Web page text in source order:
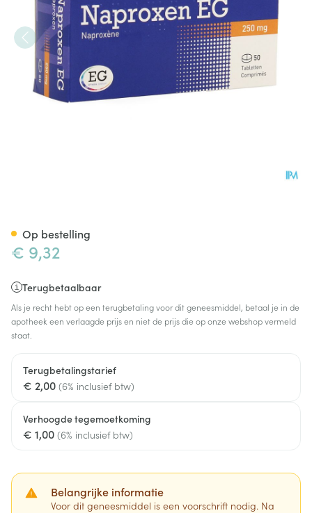
€ 9,32
Terugbetaalbaar
Als je recht hebt op een terugbetaling voor dit geneesmiddel, betaal je in de
apotheek een verlaagde prijs en niet de prijs die op onze webshop vermeld
staat.
Terugbetalingstarief
€ 2,00 (6% inclusief btw)
Verhoogde tegemoetkoming
€ 1,00 (6% inclusief btw)
Belangrijke informatie
Voor dit geneesmiddel is een voorschrift nodig. Na
Op bestelling